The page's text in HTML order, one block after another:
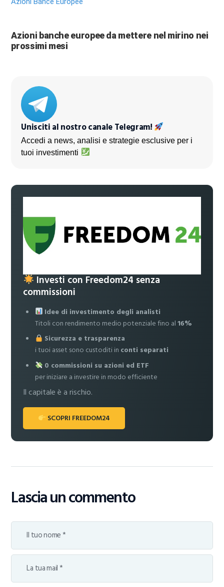
Azioni banche europee da mettere nel mirino nei
prossimi mesi
Unisciti al nostro canale Telegram!
Accedi a news, analisi e strategie esclusive per i
tuoi investimenti
Investi con Freedom24 senza
commissioni
Idee di investimento degli analisti
Titoli con rendimento medio potenziale fino al16%
Sicurezza e trasparenza
i tuoi asset sono custoditi in conti separati
0 commissioni su azioni ed ETF
per iniziare a investire in modo efficiente
Il capitale è a rischio.
SCOPRI FREEDOM24
Lascia un commento